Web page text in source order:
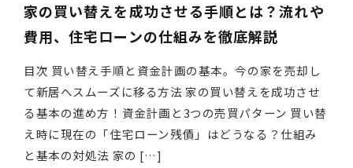
家の買い替えを成功させる手順とは？流れや
費用、住宅ローンの仕組みを徹底解説
目次 買い替え手順と資金計画の基本。今の家を売却し
て新居へスムーズに移る方法 家の買い替えを成功させ
る基本の進め方！資金計画と3つの売買パターン 買い替
え時に現在の「住宅ローン残債」はどうなる？仕組み
と基本の対処法 家の […]